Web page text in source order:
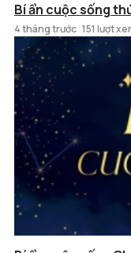
Bí ẩn cuộc sống
4 tháng trước 151 lượt